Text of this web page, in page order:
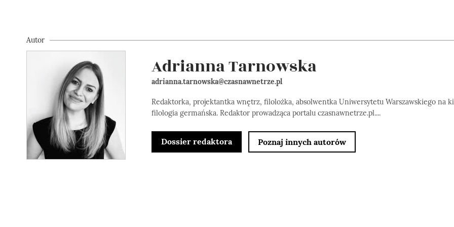
Autor
Adrianna Tarnowska
adrianna.tarnowska@czasnawnetrze.pl
Redaktorka, projektantka wnętrz, filolożka, absolwentka Uniwersytetu Warszawskiego na
filologia germańska. Redaktor prowadząca portalu czasnawnetrze.pl....
Dossier redaktora Poznaj innych autorów